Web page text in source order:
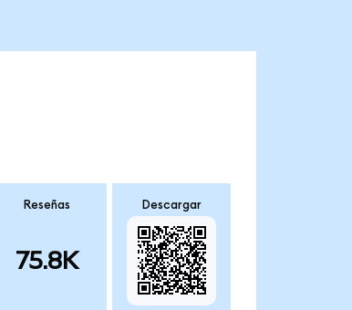
Reseñas
75.8K
Descargar